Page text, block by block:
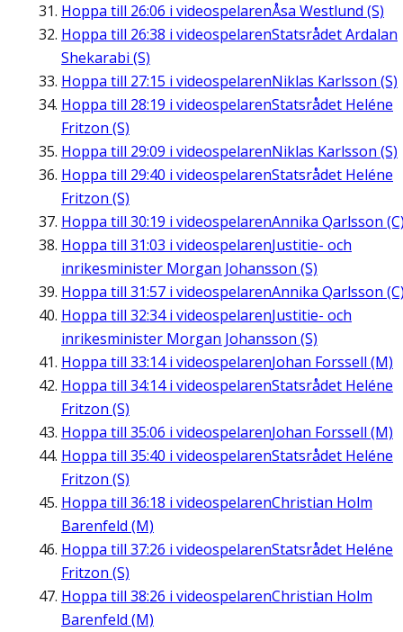
Hoppa till 26:06 i videospelarenÅsa Westlund (S)
Hoppa till 26:38 i videospelarenStatsrådet Ardalan
Shekarabi (S)
Hoppa till 27:15 i videospelarenNiklas Karlsson (S)
Hoppa till 28:19 i videospelarenStatsrådet Heléne
Fritzon (S)
Hoppa till 29:09 i videospelarenNiklas Karlsson (S)
Hoppa till 29:40 i videospelarenStatsrådet Heléne
Fritzon (S)
Hoppa till 30:19 i videospelarenAnnika Qarlsson
Hoppa till 31:03 i videospelarenJustitie- och
inrikesminister Morgan Johansson (S)
Hoppa till 31:57 i videospelarenAnnika Qarlsson
Hoppa till 32:34i videospelarenJustitie- och
inrikesminister Morgan Johansson (S)
Hoppa till 33:14i videospelarenJohan Forssell (M)
Hoppa till 34:14i videospelarenStatsrådet Heléne
Fritzon (S)
Hoppa till 35:06 i videospelarenJohan Forssell (M)
Hoppa till 35:40 i videospelarenStatsrådet Heléne
Fritzon (S)
Hoppa till 36:18 i videospelarenChristian Holm
Barenfeld (M)
Hoppa till 37:26 i videospelarenStatsrådet Heléne
Fritzon (S)
Hoppa till 38:26 i videospelarenChristian Holm
Barenfeld (M)